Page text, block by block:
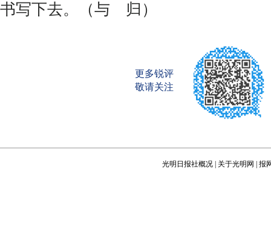
书写下去。（与 归）
更多锐评
敬请关注
光明日报社概况 关于光明网 报